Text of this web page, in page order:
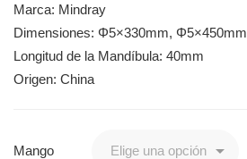
Marca: Mindray
Dimensiones: Φ5×330mm, Φ5×450mm
Longitud de la Mandíbula: 40mm
Origen: China
Mango